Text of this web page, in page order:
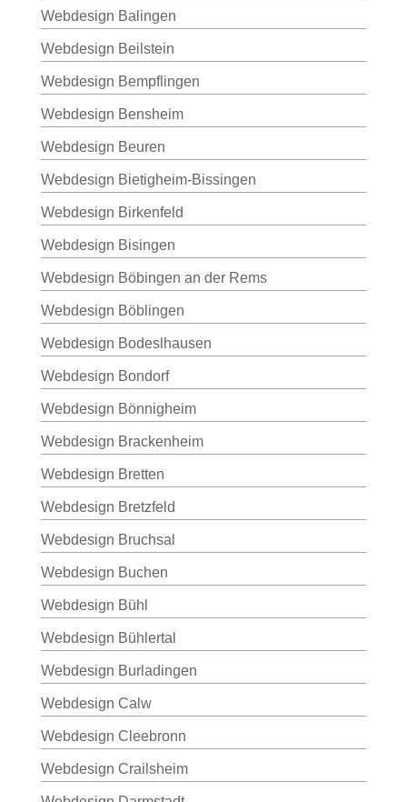
Webdesign Balingen
Webdesign Beilstein
Webdesign Bempflingen
Webdesign Bensheim
Webdesign Beuren
Webdesign Bietigheim-Bissingen
Webdesign Birkenfeld
Webdesign Bisingen
Webdesign Böbingen an der Rems
Webdesign Böblingen
Webdesign Bodeslhausen
Webdesign Bondorf
Webdesign Bönnigheim
Webdesign Brackenheim
Webdesign Bretten
Webdesign Bretzfeld
Webdesign Bruchsal
Webdesign Buchen
Webdesign Bühl
Webdesign Bühlertal
Webdesign Burladingen
Webdesign Calw
Webdesign Cleebronn
Webdesign Crailsheim